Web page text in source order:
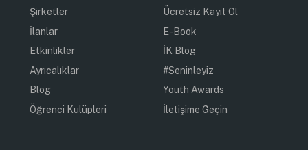
Şirketler
İlanlar
Etkinlikler
Ayrıcalıklar
Blog
Öğrenci Kulüpleri
Ücretsiz Kayıt Ol
E-Book
İK Blog
#Seninleyiz
Youth Awards
İletişime Geçin